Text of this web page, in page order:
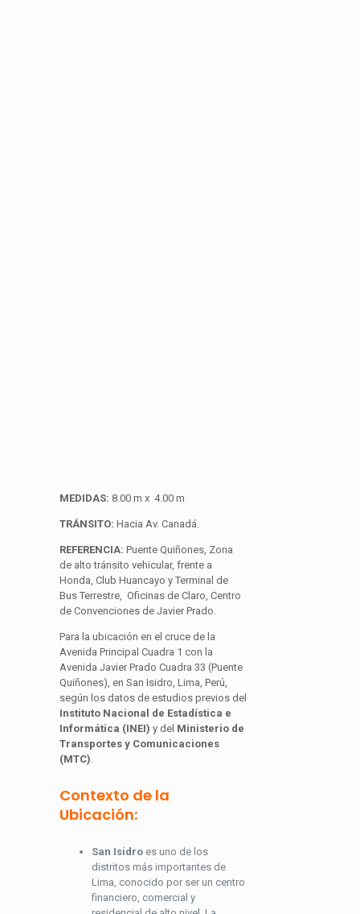
MEDIDAS: 8.00 m x 4.00 m
TRÁNSITO: Hacia Av. Canadá.
REFERENCIA: Puente Quiñones, Zona
de alto tránsito vehicular, frente a
Honda, Club Huancayo y Terminal de
Bus Terrestre, Oficinas de Claro, Centro
de Convenciones de Javier Prado.
Para la ubicación en el cruce de la
Avenida Principal Cuadra 1 con la
Avenida Javier Prado Cuadra 33 (Puente
Quiñones), en San Isidro, Lima, Perú,
según los datos de estudios previos del
Instituto Nacional de Estadística e
Informática (INEI) y del Ministerio de
Transportes y Comunicaciones
(MTC).
Contexto de la
Ubicación:
San Isidro es uno de los
distritos más importantes de
Lima, conocido por ser un centro
financiero, comercial y